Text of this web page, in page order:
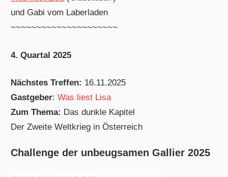
und Gabi vom Laberladen
~~~~~~~~~~~~~~~~~~~~~
4. Quartal 2025
Nächstes Treffen: 16.11.2025
Gastgeber:Was liest Lisa
Zum Thema: Das dunkle Kapitel
Der Zweite Weltkrieg in Österreich
Challenge der unbeugsamen Gallier 2025